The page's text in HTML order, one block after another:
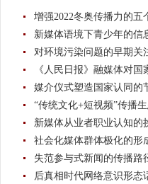
增强2022冬奥传播力的五
新媒体语境下青少年的信
对环境污染问题的早期关
《人民日报》融媒体对国
媒介仪式塑造国家认同的
“传统文化+短视频”传播
新媒体从业者职业认知的
社会化媒体群体极化的形
失范参与式新闻的传播路
后真相时代网络意识形态